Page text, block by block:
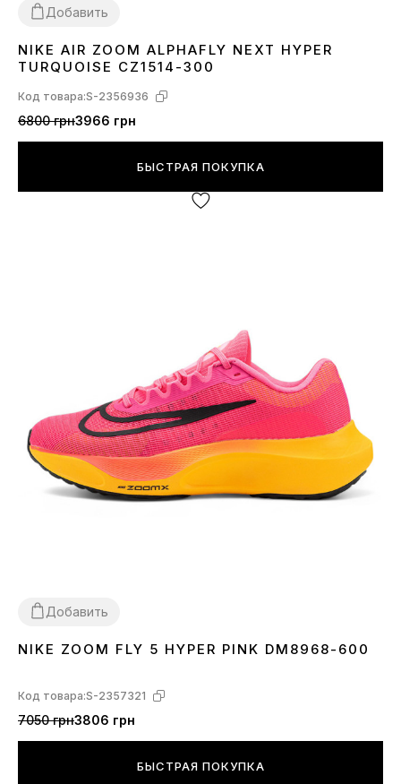
Добавить
3839 40 41
NIKE AIR ZOOM ALPHAFLY NEXT HYPER
TURQUOISE CZ1514-300
Код товара:S-2356936
6800 грн3966 грн
БЫСТРАЯ ПОКУПКА
Добавить
4041 42434445
NIKE ZOOM FLY 5 HYPER PINK DM8968-600
Код товара:S-2357321
7050 грн3806 грн
БЫСТРАЯ ПОКУПКА